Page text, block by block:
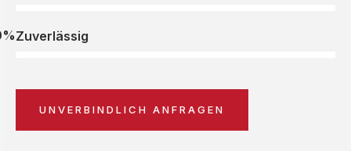
Zuverlässig
UNVERBINDLICH ANFRAGEN